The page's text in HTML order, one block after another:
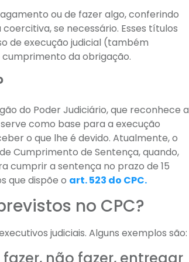
ou de fazer algo, conferindo
se necessário. Esses títulos
de execução judicial (também
da obrigação.
do Poder Judiciário, que reconhece a
como base para a execução
o que lhe é devido. Atualmente, o
Cumprimento de Sentença, quando,
cumprir a sentença no prazo de 15
que dispõe o art. 523 do CPC.
no CPC?
judiciais. Alguns exemplos são:
não fazer, entregar